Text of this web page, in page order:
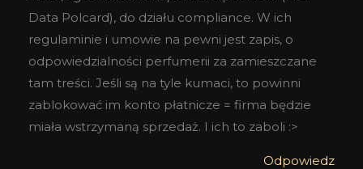
Data Polcard), do działu compliance. W ich
regulaminie i umowie na pewni jest zapis, o
odpowiedzialności perfumerii za zamieszczane
tam treści. Jeśli są na tyle kumaci, to powinni
zablokować im konto płatnicze = firma będzie
miała wstrzymaną sprzedaż. I ich to zaboli :>
Odpowiedz